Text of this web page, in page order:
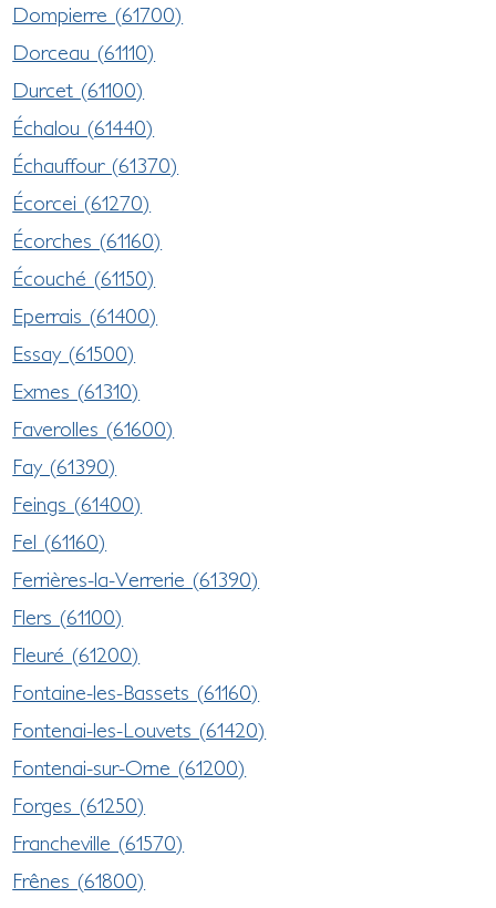
Dompierre (61700)
Dorceau (61110)
Durcet (61100)
Échalou (61440)
Échauffour (61370)
Écorcei (61270)
Écorches (61160)
Écouché (61150)
Eperrais (61400)
Essay (61500)
Exmes (61310)
Faverolles (61600)
Fay (61390)
Feings (61400)
Fel (61160)
Ferrières-la-Verrerie (61390)
Flers (61100)
Fleuré (61200)
Fontaine-les-Bassets (61160)
Fontenai-les-Louvets (61420)
Fontenai-sur-Orne (61200)
Forges (61250)
Francheville (61570)
Frênes (61800)